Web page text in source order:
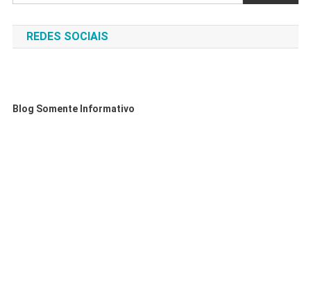
REDES SOCIAIS
Blog Somente Informativo